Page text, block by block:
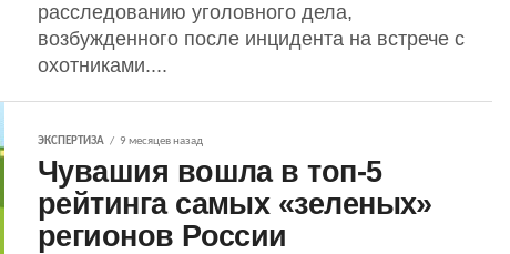
расследованию уголовного дела,
возбужденного после инцидента на встрече с
охотниками....
ЭКСПЕРТИЗА 9 месяцев назад
Чувашия вошла в топ-5
рейтинга самых «зеленых»
регионов России